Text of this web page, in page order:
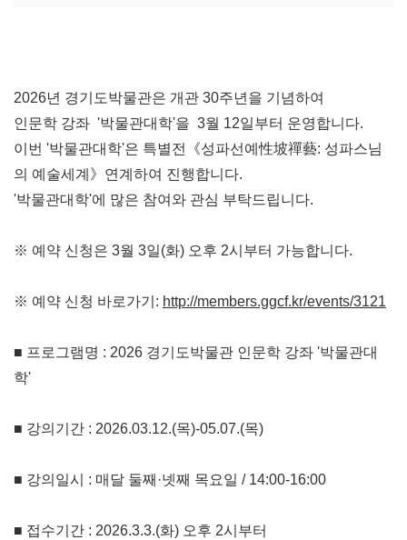
2026년 경기도박물관은 개관 30주년을 기념하여
인문학 강좌 '박물관대학'을 3월 12일부터 운영합니다.
이번 '박물관대학'은 특별전《성파선예性坡禪藝: 성파스님
의 예술세계》연계하여 진행합니다.
'박물관대학'에 많은 참여와 관심 부탁드립니다.
※ 예약 신청은 3월 3일(화) 오후 2시부터 가능합니다.
※ 예약 신청 바로가기 : http://members.ggcf.kr/events/3121
■ 프로그램명 : 2026 경기도박물관 인문학 강좌 '박물관대
학'
■ 강의기간 : 2026.03.12.(목)-05.07.(목)
■ 강의일시 : 매달 둘째 ·넷째 목요일 / 14:00-16:00
■ 접수기간 : 2026.3.3.(화) 오후 2시부터